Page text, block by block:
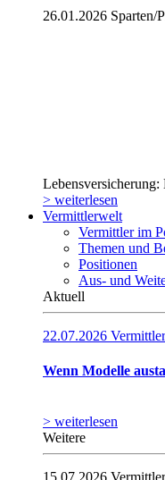
26.01.2026 Sparten/
> weiterlesen
Vermittlerwelt
Vermittler im
Themen und
Positionen
Aus- und
Aktuell
22.07.2026
Wenn Modelle
> weiterlesen
Weitere